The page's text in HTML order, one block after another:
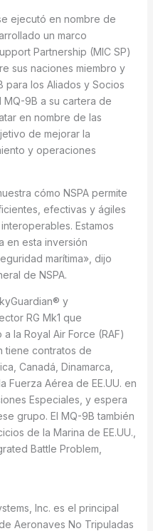
ejecutó en nombre de
un marco
Partnership (MIC SP)
sus naciones miembro y
para los Aliados y Socios
MQ-9B a su cartera de
en nombre de las
de mejorar la
y operaciones
cómo NSPA permite
efectivas y ágiles
Estamos
en esta inversión
marítima», dijo
de NSPA.
y
RG Mk1 que
la Royal Air Force (RAF)
tiene contratos de
Canadá, Dinamarca,
Fuerza Aérea de EE.UU. en
Especiales, y espera
grupo. El MQ-9B también
de la Marina de EE.UU.,
Battle Problem,
Inc. es el principal
Aeronaves No Tripuladas